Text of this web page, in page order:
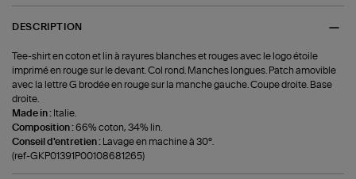
DESCRIPTION
Tee-shirt en coton et lin à rayures blanches et rouges avec le logo étoile
imprimé en rouge sur le devant. Col rond. Manches longues. Patch amovible
avec la lettre G brodée en rouge sur la manche gauche. Coupe droite. Base
droite.
Made in : Italie.
Composition :66% coton, 34% lin.
Conseil d'entretien :
Lavage en machine à 30°.
(ref-GKP01391P00108681265)